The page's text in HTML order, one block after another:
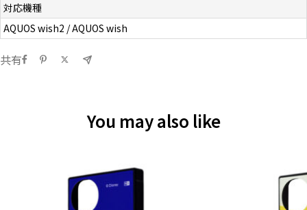
対応機種
AQUOS wish2 / AQUOS wish
共有
You may also like